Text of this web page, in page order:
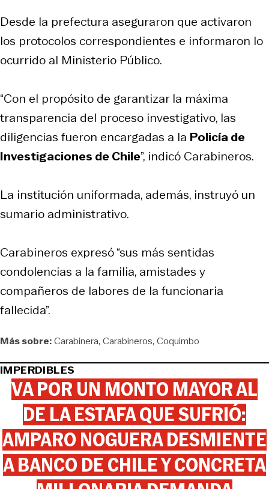
Desde la prefectura aseguraron que activaron
los protocolos correspondientes e informaron lo
ocurrido al Ministerio Público.
“Con el propósito de garantizar la máxima
transparencia del proceso investigativo, las
diligencias fueron encargadas a la Policía de
Investigaciones de Chile”, indicó Carabineros.
La institución uniformada, además, instruyó un
sumario administrativo.
Carabineros expresó “sus más sentidas
condolencias a la familia, amistades y
compañeros de labores de la funcionaria
fallecida”.
Más sobre:Carabinera Carabineros Coquimbo
IMPERDIBLES
VA POR UN MONTO MAYOR AL
DE LA ESTAFA QUE SUFRIÓ:
AMPARO NOGUERA DESMIENTE
A BANCO DE CHILE Y CONCRETA